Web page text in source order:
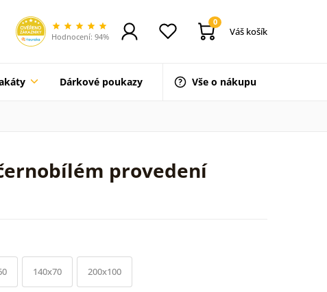
Hodnocení: 94%
0
Váš košík
Dárkové poukazy Vše o nákupu
provedení
140x70 200x100